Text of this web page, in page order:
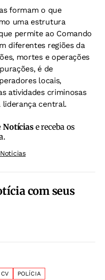
formam o que
uma estrutura
permite ao Comando
diferentes regiões da
mortes e operações
é de
locais,
atividades criminosas
liderança central.
Notíciase receba os
com seus
CV POLÍCIA